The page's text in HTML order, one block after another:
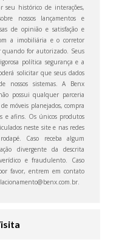
seu histórico de interações,
nossos lançamentos e
de opinião e satisfação e
a imobiliária e o corretor
for autorizado. Seus
política segurança e a
solicitar que seus dados
nossos sistemas. A Benx
possui qualquer parceria
móveis planejados, compra
e afins. Os únicos produtos
neste site e nas redes
Caso receba algum
divergente da descrita
e fraudulento. Caso
favor, entrem em contato